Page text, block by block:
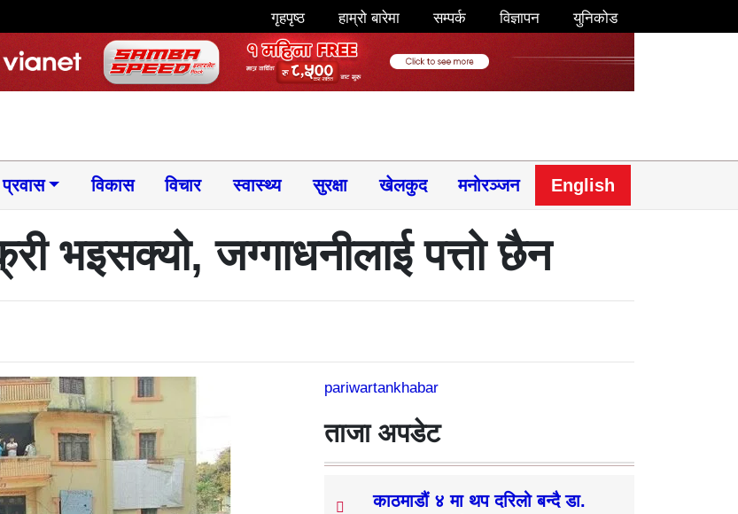
गृहपृष्ठ हाम्रो बारेमा सम्पर्क विज्ञापन युनिकोड
प्रवास विकास विचार स्वास्थ्य सुरक्षा खेलकुद मनोरञ्जन English
भइसक्यो, जग्गाधनीलाई पत्तो छैन
pariwartankhabar
ताजा अपडेट
काठमाडौं ४ मा थप दरिलो बन्दै डा.